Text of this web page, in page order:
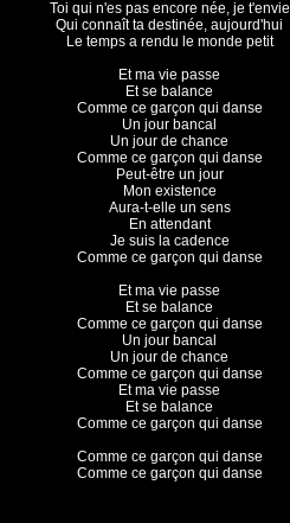
Toi qui n'es pas encore née, je t'envie
Qui connaît ta destinée, aujourd'hui
Le temps a rendu le monde petit
Et ma vie passe
Et se balance
Comme ce garçon qui danse
Un jour bancal
Un jour de chance
Comme ce garçon qui danse
Peut-être un jour
Mon existence
Aura-t-elle un sens
En attendant
Je suis la cadence
Comme ce garçon qui danse
Et ma vie passe
Et se balance
Comme ce garçon qui danse
Un jour bancal
Un jour de chance
Comme ce garçon qui danse
Et ma vie passe
Et se balance
Comme ce garçon qui danse
Comme ce garçon qui danse
Comme ce garçon qui danse